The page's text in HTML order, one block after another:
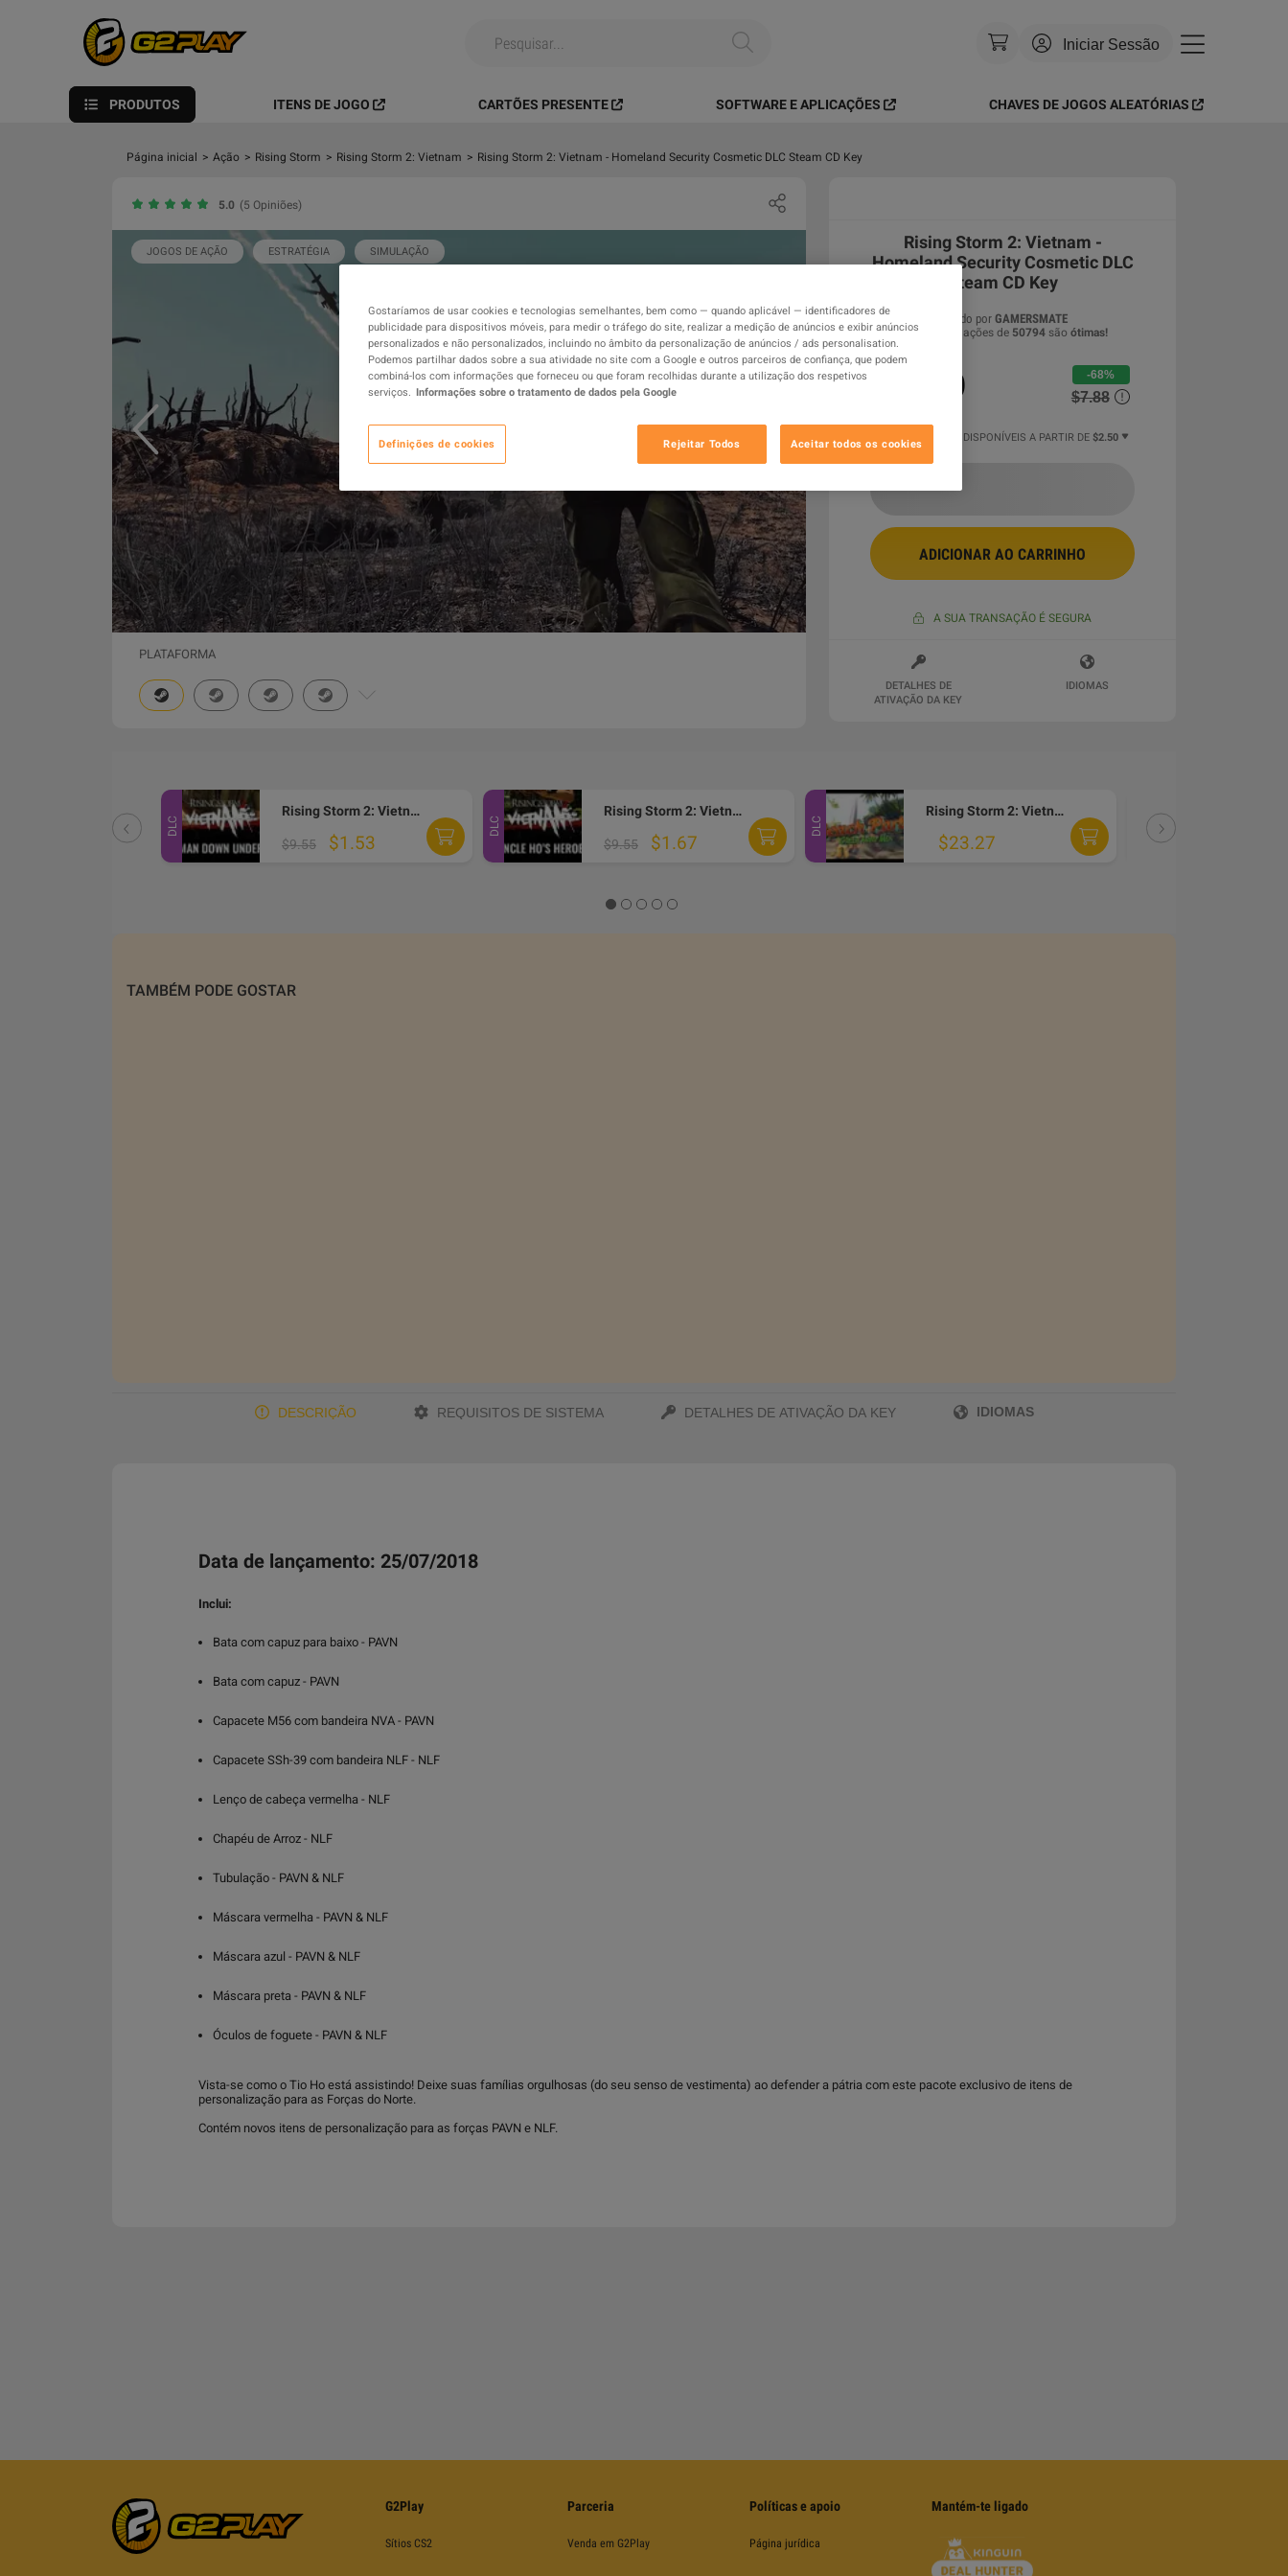
Iniciar Sessão
Moeda:USD
FAQ
PRODUTOS ITENS DE JOGO CARTÕES PRESENTE SOFTWARE E APLICAÇÕES CHAVES DE JOGOS ALEATÓRIAS
Página inicial > Ação > Rising Storm > Rising Storm 2: Vietnam > Rising Storm 2: Vietnam - Homeland Security Cosmetic DLC Steam CD Key
5.0 (5 Opiniões)
JOGOS DE AÇÃO ESTRATÉGIA SIMULAÇÃO
PLATAFORMA
Rising Storm 2: Vietnam -
Homeland Security Cosmetic DLC
Steam CD Key
Vendido por GAMERSMATE
97.43 avaliações de 50794 são ótimas!
$2.50 -68%
$7.88
2 MAIS OFERTAS DISPONÍVEIS A PARTIR DE $2.50
ADICIONAR AO CARRINHO
A SUA TRANSAÇÃO É SEGURA
DETALHES DE
ATIVAÇÃO DA KEY
IDIOMAS
DLC
Rising Storm 2: Vietnam - Man Down Under DLC Steam CD Key
$9.55 $1.53
DLC
Rising Storm 2: Vietnam - Uncle Ho's Heroes DLC Steam CD Key
$9.55 $1.67
DLC
Rising Storm 2: Vietnam - Green Army Men DLC PC Steam Altergift
$23.27
TAMBÉM PODE GOSTAR
DESCRIÇÃO REQUISITOS DE SISTEMA DETALHES DE ATIVAÇÃO DA KEY IDIOMAS
Data de lançamento: 25/07/2018
Inclui:
Bata com capuz para baixo - PAVN
Bata com capuz - PAVN
Capacete M56 com bandeira NVA - PAVN
Capacete SSh-39 com bandeira NLF - NLF
Lenço de cabeça vermelha - NLF
Chapéu de Arroz - NLF
Tubulação - PAVN & NLF
Máscara vermelha - PAVN & NLF
Máscara azul - PAVN & NLF
Máscara preta - PAVN & NLF
Óculos de foguete - PAVN & NLF
Vista-se como o Tio Ho está assistindo! Deixe suas famílias orgulhosas (do seu senso de vestimenta) ao defender a pátria com este pacote exclusivo de itens de
personalização para as Forças do Norte.
Contém novos itens de personalização para as forças PAVN e NLF.
G2Play
Sítios CS2
Parceria
Venda em G2Play
Políticas e apoio
Página jurídica
Mantém-te ligado
Gostaríamos de usar cookies e tecnologias semelhantes, bem como — quando aplicável — identificadores de
publicidade para dispositivos móveis, para medir o tráfego do site, realizar a medição de anúncios e exibir anúncios
personalizados e não personalizados, incluindo no âmbito da personalização de anúncios / ads personalisation.
Podemos partilhar dados sobre a sua atividade no site com a Google e outros parceiros de confiança, que podem
combiná-los com informações que forneceu ou que foram recolhidas durante a utilização dos respetivos
serviços.
Informações sobre o tratamento de dados pela Google
Definições de cookies Rejeitar Todos Aceitar todos os cookies